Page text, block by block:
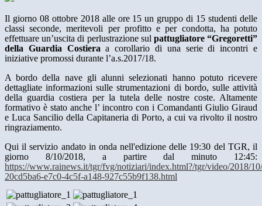
Il giorno 08 ottobre 2018 alle ore 15 un gruppo di 15 studenti delle
classi seconde, meritevoli per profitto e per condotta, ha potuto
effettuare un’uscita di perlustrazione sul pattugliatore “Gregoretti”
della Guardia Costiera a corollario di una serie di incontri e
iniziative promossi durante l’a.s.2017/18.
A bordo della nave gli alunni selezionati hanno potuto ricevere
dettagliate informazioni sulle strumentazioni di bordo, sulle attività
della guardia costiera per la tutela delle nostre coste. Altamente
formativo è stato anche l’ incontro con i Comandanti Giulio Giraud
e Luca Sancilio della Capitaneria di Porto, a cui va rivolto il nostro
ringraziamento.
Qui il servizio andato in onda nell'edizione delle 19:30 del TGR, il
giorno 8/10/2018, a partire dal minuto 12:45:
https://www.rainews.it/tgr/fvg/notiziari/index.html?/tgr/video/2018/
20cd5ba6-e7c0-4c5f-a148-927c55b9f138.html